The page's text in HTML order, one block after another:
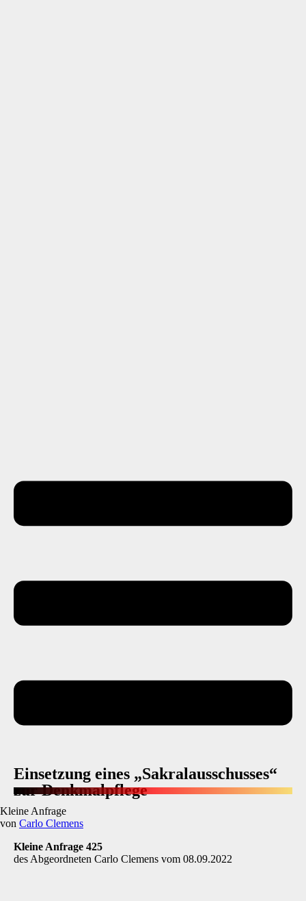
Einsetzung eines „Sakralausschusses“
zur Denkmalpflege
Kleine Anfrage
von Carlo Clemens
Kleine Anfrage 425
des Abgeordneten Carlo Clemens vom 08.09.2022